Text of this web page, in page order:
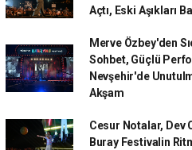
Açtı, Eski Aşıkları
Merve Özbey'den
Sohbet, Güçlü
Nevşehir'de
Akşam
Cesur Notalar, Dev
Buray Festivalin